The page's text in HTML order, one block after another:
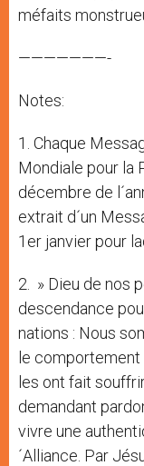
méfaits
———————-
Notes:
1. Chaque
Mondiale pour la
décembre de
extrait d´un
1er janvier pour
2. » Dieu de nos
descendance
nations : Nous
le comportement
les ont fait
demandant
vivre une
´Alliance. Par